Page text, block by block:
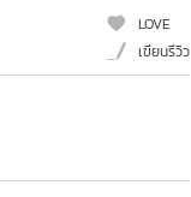
LOVE
เขียนรีวิว